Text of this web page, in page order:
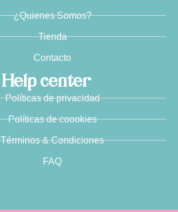
¿Quienes Somos?
Tienda
Contacto
Help center
Políticas de privacidad
Políticas de coookies
Términos & Condiciones
FAQ